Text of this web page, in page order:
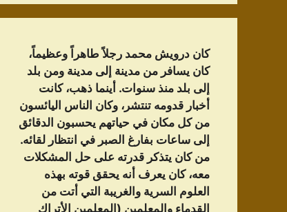
كان درويش محمد رجلاً طاهراً وعظيماً،
كان يسافر من مدينة إلى مدينة ومن بلد
إلى بلد منذ سنوات. أينما ذهب، كانت
أخبار قدومه تنتشر، وكان الناس اليائسون
من كل مكان في حياتهم يحسبون الدقائق
إلى ساعات بفارغ الصبر في انتظار لقائه.
من كان يتذكر قدرته على حل المشكلات
معه، كان يعرف أنه يحقق قوته بهذه
العلوم السرية والغريبة التي أتت من
القدماء والمعلمين (المعلمين الأتراك